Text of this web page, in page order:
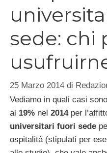
sede: chi
25 Marzo 2014 di
Vediamo in quali casi
al 19% nel 2014per
universitari fuori sede
ospitalità (stipulati per